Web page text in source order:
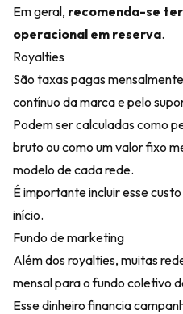
Em geral, recomenda-se ter
operacional em reserva.
Royalties
São taxas pagas
contínuo da marca e pelo
Podem ser calculadas como
bruto ou como um valor fixo
modelo de cada rede.
É importante incluir esse
início.
Fundo de marketing
Além dos royalties, muitas
mensal para o fundo coletivo
Esse dinheiro financia